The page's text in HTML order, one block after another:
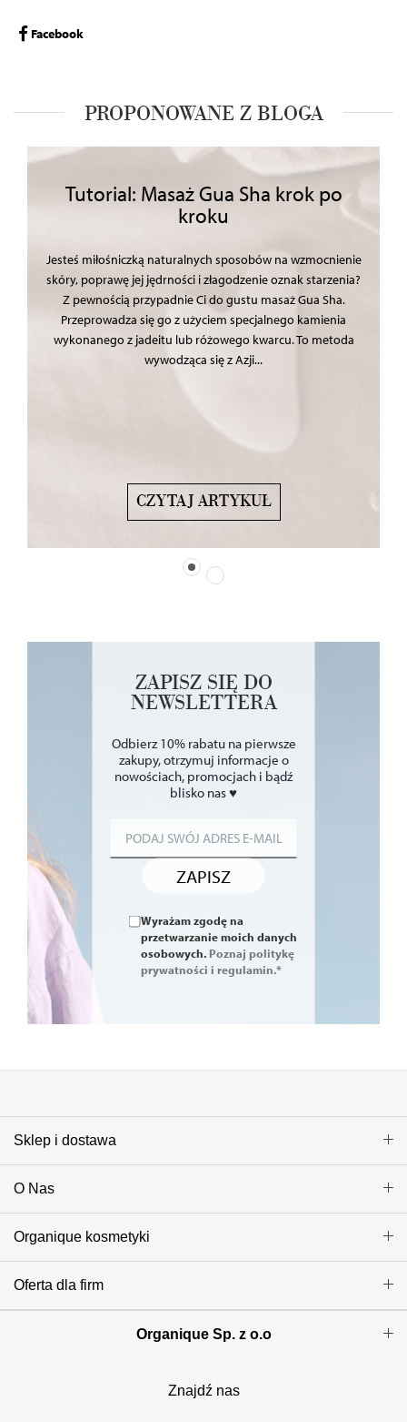
Facebook
PROPONOWANE Z BLOGA
Tutorial: Masaż Gua Sha krok po
kroku
Jesteś miłośniczką naturalnych sposobów na wzmocnienie
skóry, poprawę jej jędrności i złagodzenie oznak starzenia?
Z pewnością przypadnie Ci do gustu masaż Gua Sha.
Przeprowadza się go z użyciem specjalnego kamienia
wykonanego z jadeitu lub różowego kwarcu. To metoda
wywodząca się z Azji...
CZYTAJ ARTYKUŁ
ZAPISZ SIĘ DO
NEWSLETTERA
Odbierz 10% rabatu na pierwsze
zakupy, otrzymuj informacje o
nowościach, promocjach i bądź
blisko nas ♥
ZAPISZ
Wyrażam zgodę na
przetwarzanie moich danych
osobowych. Poznaj politykę
prywatności i regulamin.*
Sklep i dostawa
O Nas
Organique kosmetyki
Oferta dla firm
Organique Sp. z o.o
Znajdź nas